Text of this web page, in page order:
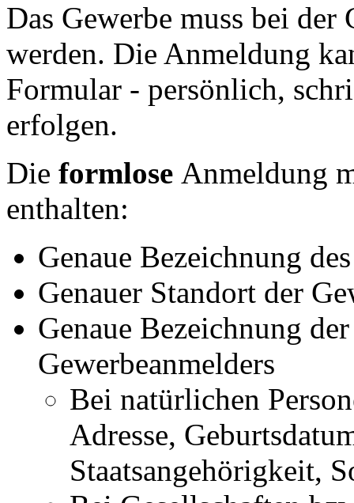
Das Gewerbe muss bei der
werden. Die Anmeldung
Formular - persönlich,
erfolgen.
Die formlose Anmeldung
enthalten:
Genaue Bezeichnung
Genauer Standort der
Genaue Bezeichnung
Gewerbeanmelders
Bei natürlichen
Adresse,
Staatsangehörigkeit,